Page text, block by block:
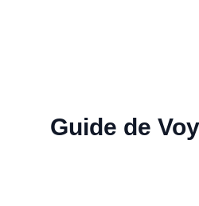
Guide de